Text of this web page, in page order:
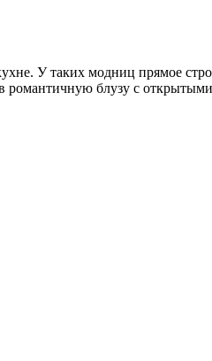
У таких модниц прямое
блузу с